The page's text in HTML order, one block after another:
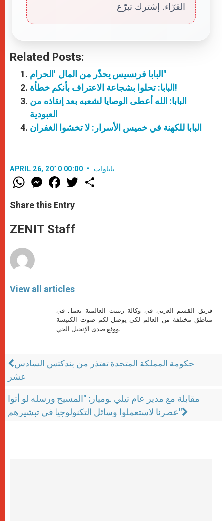
القرّاء. إشترك تبرّع
Related Posts:
البابا فرنسيس يحذّر من المال "الحرام"
البابا: تحلوا بشجاعة الاعتراف بأنكم خطأة!
البابا: الله أعطى الوصايا لشعبه بعد إنقاذه من
العبودية
البابا للكهنة في خميس الأسرار: لا تخشوا الغفران
APRIL 26, 2010 00:00 باباوات
W
h
t
s
p
p
M
e
s
e
g
e
F
a
e
b
o
k
w
Share this Entry
ZENIT Staff
View all articles
فريق القسم العربي في وكالة زينيت العالمية يعمل في
مناطق مختلفة من العالم لكي يوصل لكم صوت الكنيسة
ووقع صدى الإنجيل الحي.
حكومة المملكة المتحدة تعتذر من بندكتس السادس
عشر
مقابلة مع مدير عام تيلي لوميار: "المسيح ورسله لو أتوا
عصرنا لاستعملوا وسائل التكنولوجيا في تبشيرهم"